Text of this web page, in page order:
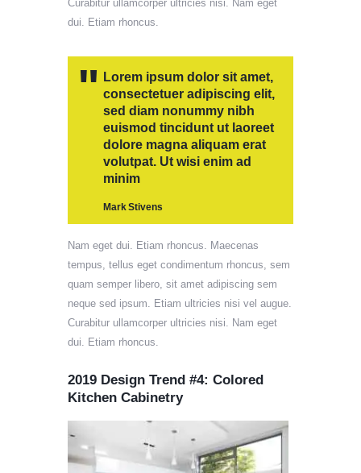
Curabitur ullamcorper ultricies nisi. Nam eget
dui. Etiam rhoncus.
Lorem ipsum dolor sit amet,
consectetuer adipiscing elit,
sed diam nonummy nibh
euismod tincidunt ut laoreet
dolore magna aliquam erat
volutpat. Ut wisi enim ad
minim
Mark Stivens
Nam eget dui. Etiam rhoncus. Maecenas
tempus, tellus eget condimentum rhoncus, sem
quam semper libero, sit amet adipiscing sem
neque sed ipsum. Etiam ultricies nisi vel augue.
Curabitur ullamcorper ultricies nisi. Nam eget
dui. Etiam rhoncus.
2019 Design Trend #4: Colored
Kitchen Cabinetry